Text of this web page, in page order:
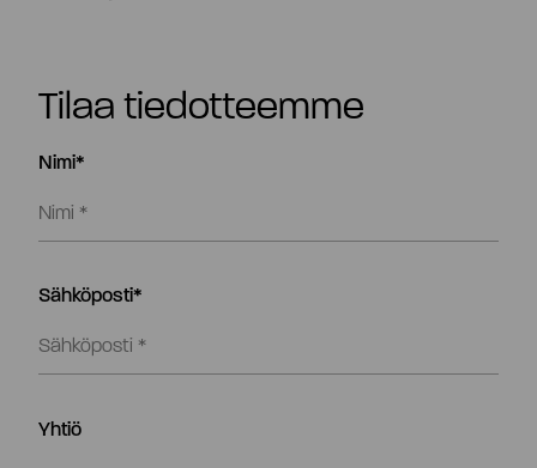
Tilaa tiedotteemme
Nimi*
Sähköposti*
Yhtiö